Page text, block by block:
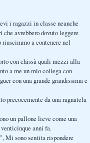
i ragazzi in classe neanche
avrebbero dovuto leggere
riuscimmo a contenere nel
con chissà quali mezzi alla
a me un mio collega con
con una grande grandissima e
precocemente da una ragnatela
un pallone lieve come una
anni fa.
Mi sono sentita rispondere